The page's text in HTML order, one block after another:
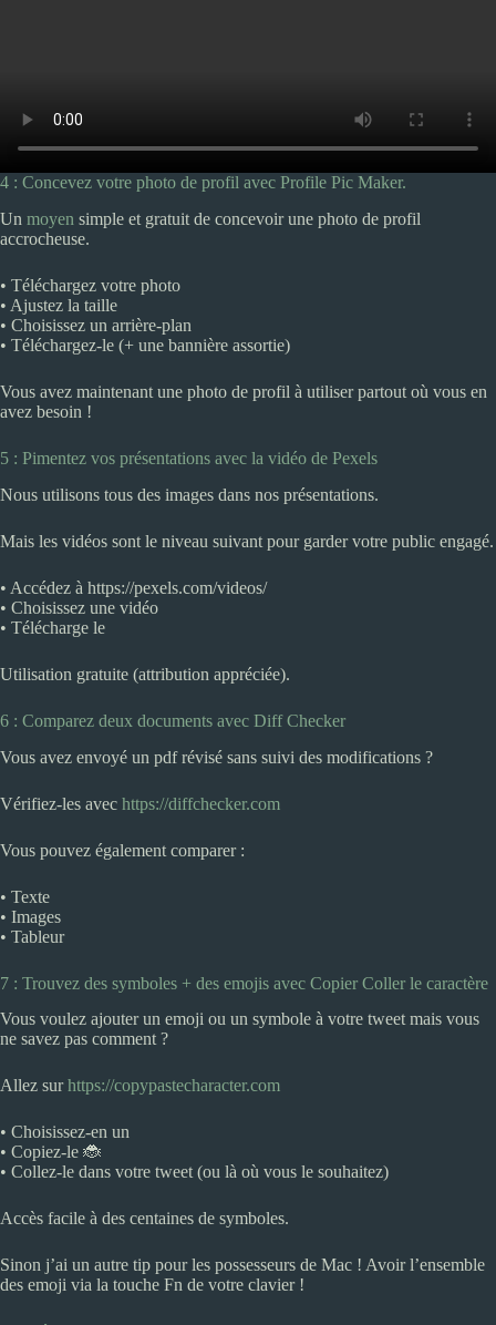
4 : Concevez votre photo de profil avec Profile Pic Maker.
Un moyen simple et gratuit de concevoir une photo de profil
accrocheuse.
• Téléchargez votre photo
• Ajustez la taille
• Choisissez un arrière-plan
• Téléchargez-le (+ une bannière assortie)
Vous avez maintenant une photo de profil à utiliser partout où vous en
avez besoin !
5 : Pimentez vos présentations avec la vidéo de Pexels
Nous utilisons tous des images dans nos présentations.
Mais les vidéos sont le niveau suivant pour garder votre public engagé.
• Accédez à https://pexels.com/videos/
• Choisissez une vidéo
• Télécharge le
Utilisation gratuite (attribution appréciée).
6 : Comparez deux documents avec Diff Checker
Vous avez envoyé un pdf révisé sans suivi des modifications ?
Vérifiez-les avec https://diffchecker.com
Vous pouvez également comparer :
• Texte
• Images
• Tableur
7 : Trouvez des symboles + des emojis avec Copier Coller le caractère
Vous voulez ajouter un emoji ou un symbole à votre tweet mais vous
ne savez pas comment ?
Allez surhttps://copypastecharacter.com
• Choisissez-en un
• Copiez-le 🐞
• Collez-le dans votre tweet (ou là où vous le souhaitez)
Accès facile à des centaines de symboles.
Sinon j’ai un autre tip pour les possesseurs de Mac ! Avoir l’ensemble
des emoji via la touche Fn de votre clavier !